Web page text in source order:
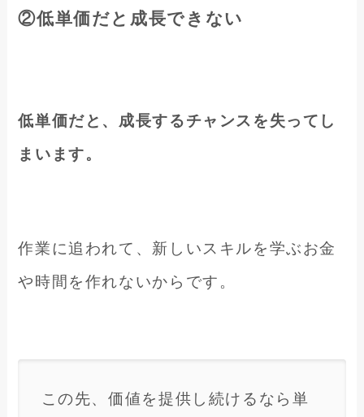
②低単価だと成長できない
低単価だと、成長するチャンスを失ってし
まいます。
作業に追われて、新しいスキルを学ぶお金
や時間を作れないからです。
この先、価値を提供し続けるなら単